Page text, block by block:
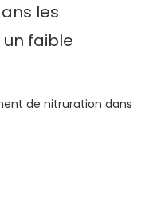
les
faible